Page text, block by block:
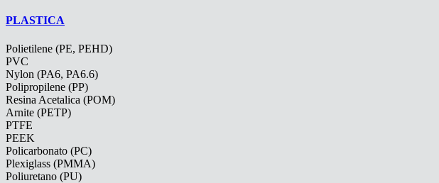
PLASTICA
Polietilene (PE, PEHD)
PVC
Nylon (PA6, PA6.6)
Polipropilene (PP)
Resina Acetalica (POM)
Arnite (PETP)
PTFE
PEEK
Policarbonato (PC)
Plexiglass (PMMA)
Poliuretano (PU)